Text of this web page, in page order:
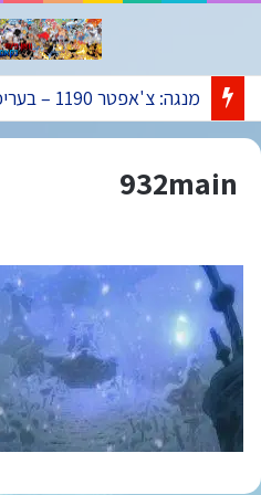
מנגה: צ'אפטר 1190 – בעריכה לשונית.
932main